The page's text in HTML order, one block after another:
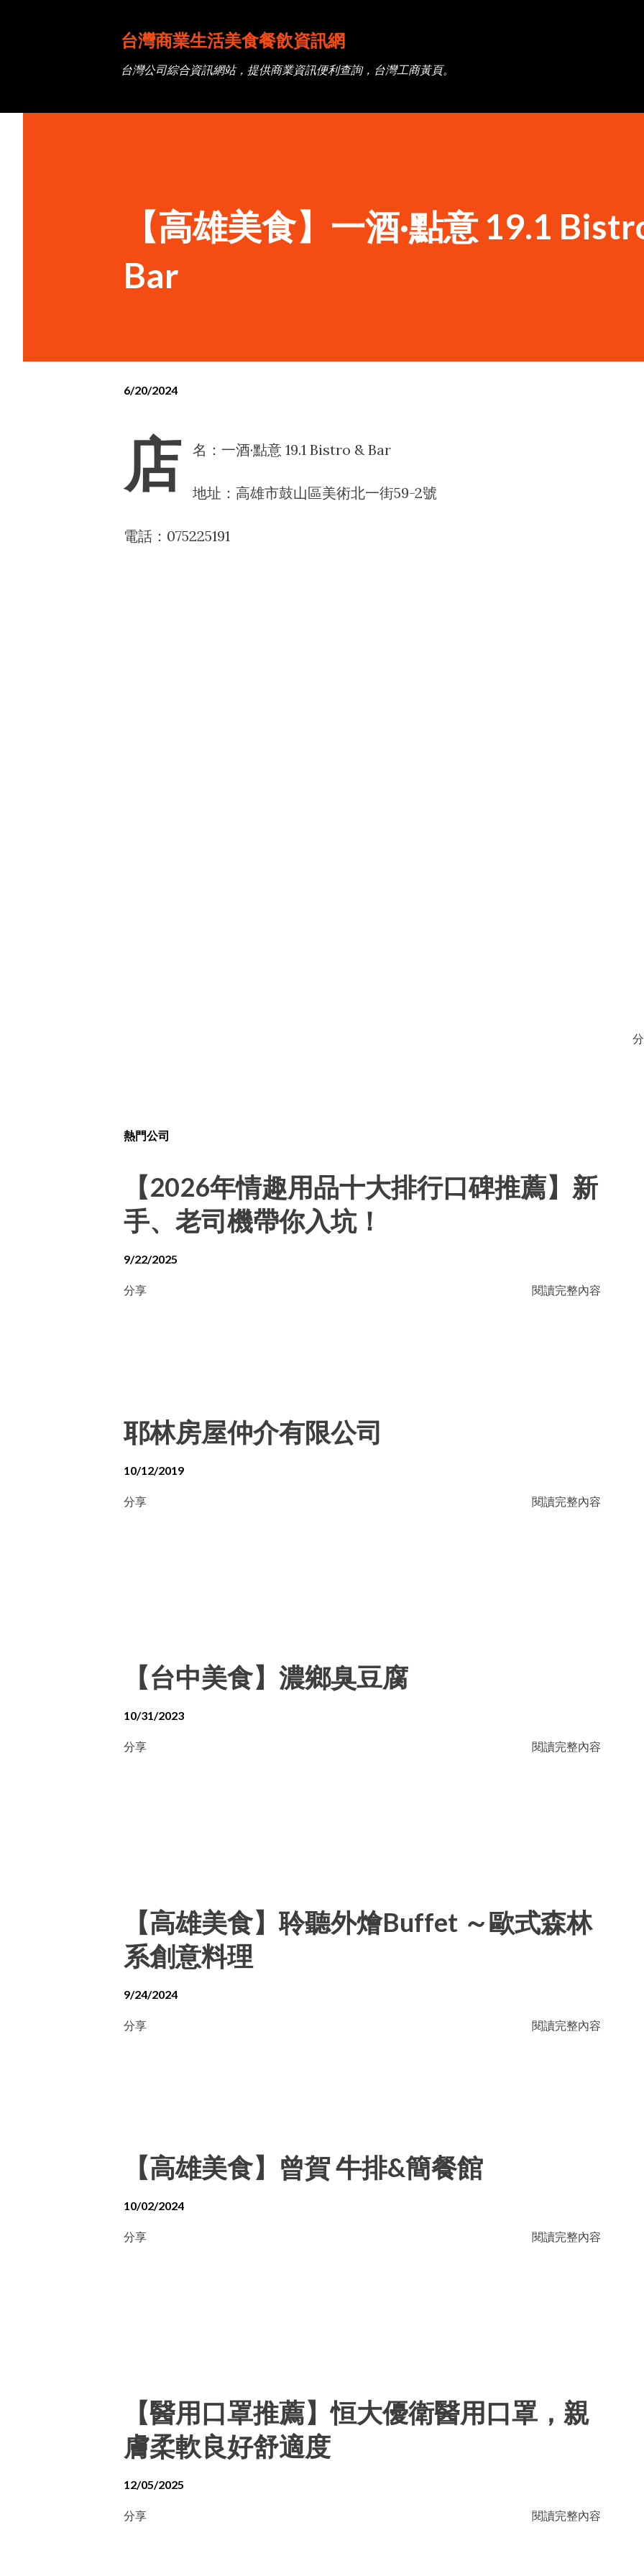
台灣商業生活美食餐飲資訊網
台灣公司綜合資訊網站，提供商業資訊便利查詢，台灣工商黃頁。
【高雄美食】一酒·點意 19.1
Bar
6/20/2024
店 名：一酒·點意 19.1 Bistro & Bar
地址：高雄市鼓山區美術北一街59-2號
電話：075225191
熱門公司
【2026年情趣用品十大排行口碑推薦】新
手、老司機帶你入坑！
9/22/2025
分享 閱讀完整內容
耶林房屋仲介有限公司
10/12/2019
分享 閱讀完整內容
【台中美食】濃鄉臭豆腐
10/31/2023
分享 閱讀完整內容
【高雄美食】聆聽外燴Buffet ～歐式森林
系創意料理
9/24/2024
分享 閱讀完整內容
【高雄美食】曾賀 牛排&簡餐館
10/02/2024
分享 閱讀完整內容
【醫用口罩推薦】恒大優衛醫用口罩，親
膚柔軟良好舒適度
12/05/2025
分享 閱讀完整內容